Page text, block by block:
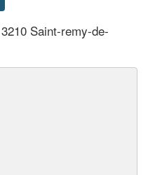
Saint-remy-de-